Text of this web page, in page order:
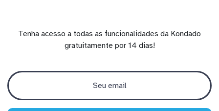
Tenha acesso a todas as funcionalidades da Kondado
gratuitamente por 14 dias!